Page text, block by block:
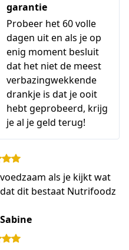
garantie
Probeer het 60 volle
dagen uit en als je op
enig moment besluit
dat het niet de meest
verbazingwekkende
drankje is dat je ooit
hebt geprobeerd, krijg
je al je geld terug!
als je kijkt wat
dit bestaat Nutrifoodz
Sabine